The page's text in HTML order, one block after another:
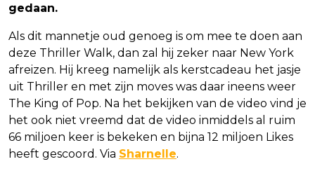
gedaan.
Als dit mannetje oud genoeg is om mee te doen aan
deze Thriller Walk, dan zal hij zeker naar New York
afreizen. Hij kreeg namelijk als kerstcadeau het jasje
uit Thriller en met zijn moves was daar ineens weer
The King of Pop. Na het bekijken van de video vind je
het ook niet vreemd dat de video inmiddels al ruim
66 miljoen keer is bekeken en bijna 12 miljoen Likes
heeft gescoord. Via Sharnelle.